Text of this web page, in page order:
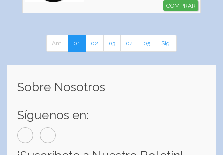
COMPRAR
Ant. 01 02 03 04 05 Sig.
Sobre Nosotros
Síguenos en: